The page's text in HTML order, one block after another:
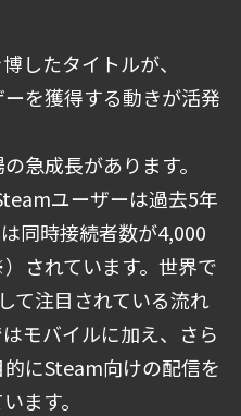
したタイトルが、
を獲得する動きが活発
急成長があります。
ユーザーは過去5年
同時接続者数が4,000
されています。世界で
て注目されている流れ
モバイルに加え、さら
にSteam向けの配信を
ます。